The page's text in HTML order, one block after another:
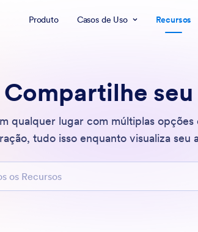
Produto Casos de Uso Recursos
Compartilhe
qualquer lugar com múltiplas
tudo isso enquanto visualiza seu